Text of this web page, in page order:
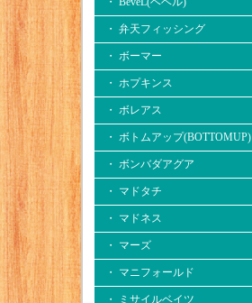
・ 弁天フィッシング
・ ボーマー
・ ホプキンス
・ ボレアス
・ ボトムアップ(BOTTOMUP)
・ ボンバダアグア
・ マドタチ
・ マドネス
・ マーズ
・ マニフォールド
・ ミサイルベイツ